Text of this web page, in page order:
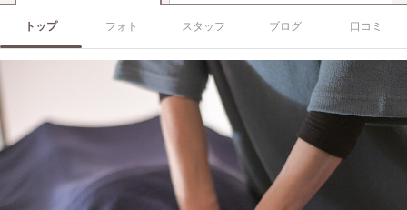
トップ フォト スタッフ ブログ 口コミ